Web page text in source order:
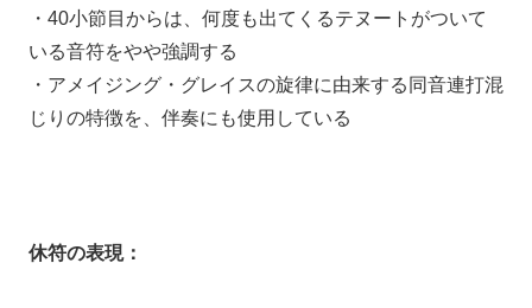
・40小節目からは、何度も出てくるテヌートがついて
いる音符をやや強調する
・アメイジング・グレイスの旋律に由来する同音連打混
じりの特徴を、伴奏にも使用している
休符の表現：